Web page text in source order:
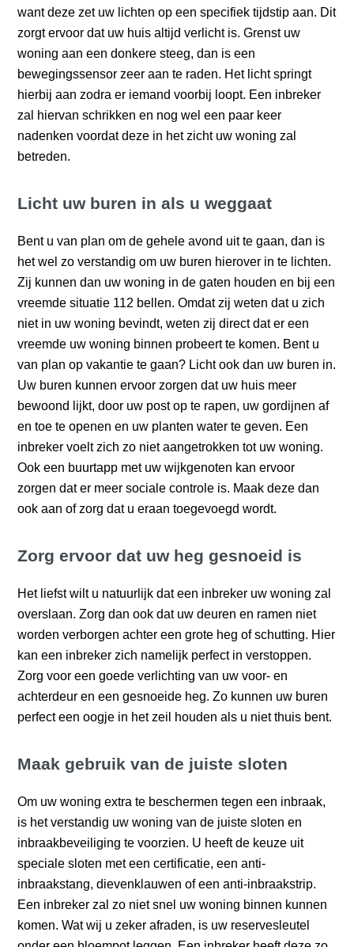
want deze zet uw lichten op een specifiek tijdstip aan. Dit
zorgt ervoor dat uw huis altijd verlicht is. Grenst uw
woning aan een donkere steeg, dan is een
bewegingssensor zeer aan te raden. Het licht springt
hierbij aan zodra er iemand voorbij loopt. Een inbreker
zal hiervan schrikken en nog wel een paar keer
nadenken voordat deze in het zicht uw woning zal
betreden.
Licht uw buren in als u weggaat
Bent u van plan om de gehele avond uit te gaan, dan is
het wel zo verstandig om uw buren hierover in te lichten.
Zij kunnen dan uw woning in de gaten houden en bij een
vreemde situatie 112 bellen. Omdat zij weten dat u zich
niet in uw woning bevindt, weten zij direct dat er een
vreemde uw woning binnen probeert te komen. Bent u
van plan op vakantie te gaan? Licht ook dan uw buren in.
Uw buren kunnen ervoor zorgen dat uw huis meer
bewoond lijkt, door uw post op te rapen, uw gordijnen af
en toe te openen en uw planten water te geven. Een
inbreker voelt zich zo niet aangetrokken tot uw woning.
Ook een buurtapp met uw wijkgenoten kan ervoor
zorgen dat er meer sociale controle is. Maak deze dan
ook aan of zorg dat u eraan toegevoegd wordt.
Zorg ervoor dat uw heg gesnoeid is
Het liefst wilt u natuurlijk dat een inbreker uw woning zal
overslaan. Zorg dan ook dat uw deuren en ramen niet
worden verborgen achter een grote heg of schutting. Hier
kan een inbreker zich namelijk perfect in verstoppen.
Zorg voor een goede verlichting van uw voor- en
achterdeur en een gesnoeide heg. Zo kunnen uw buren
perfect een oogje in het zeil houden als u niet thuis bent.
Maak gebruik van de juiste sloten
Om uw woning extra te beschermen tegen een inbraak,
is het verstandig uw woning van de juiste sloten en
inbraakbeveiliging te voorzien. U heeft de keuze uit
speciale sloten met een certificatie, een anti-
inbraakstang, dievenklauwen of een anti-inbraakstrip.
Een inbreker zal zo niet snel uw woning binnen kunnen
komen. Wat wij u zeker afraden, is uw reservesleutel